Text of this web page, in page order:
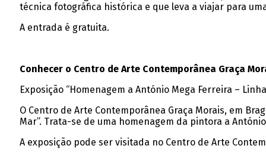
técnica fotográfica histórica e que leva a viajar para
A entrada é gratuita.
Conhecer o Centro de Arte Contemporânea Graça
Exposição “Homenagem a António Mega Ferreira –
O Centro de Arte Contemporânea Graça Morais, em
Mar”. Trata-se de uma homenagem da pintora a
A exposição pode ser visitada no Centro de Arte